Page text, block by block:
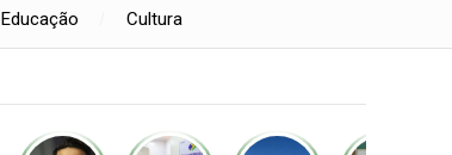
Educação Cultura